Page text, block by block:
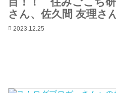
さん、佐久間 友理さ
2023.12.25